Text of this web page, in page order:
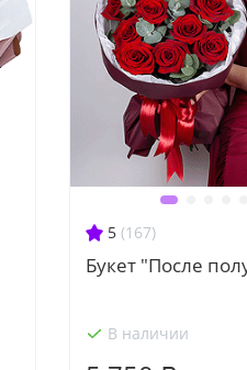
5 (167)
Букет "После
В наличии